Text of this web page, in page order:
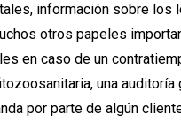
información sobre los
otros papeles
en caso de un
una auditoría
por parte de algún